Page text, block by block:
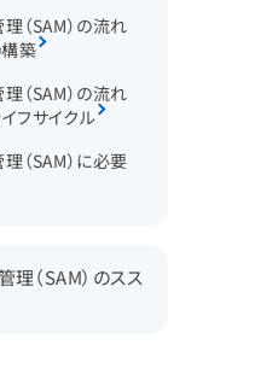
（SAM）の流れ
築
（SAM）の流れ
フサイクル
（SAM）に必要
理（SAM）のスス